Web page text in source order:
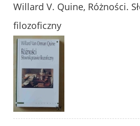
Willard V. Quine, Różności.
filozoficzny